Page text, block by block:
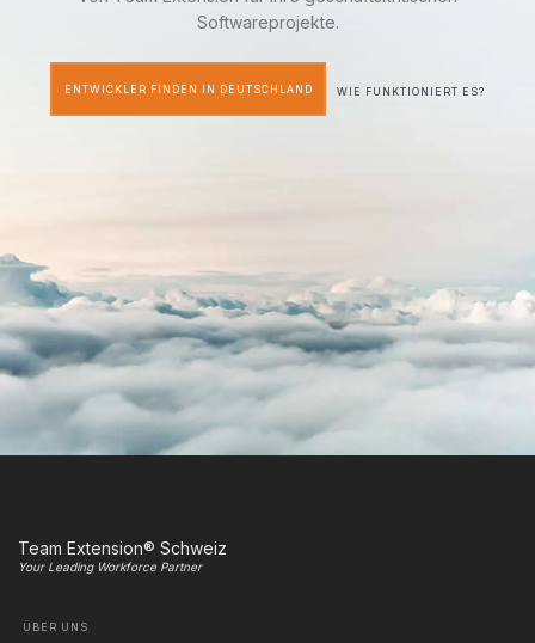
Softwareprojekte.
ENTWICKLER FINDEN IN DEUTSCHLAND WIE FUNKTIONIERT ES?
Team Extension® Schweiz
Your Leading Workforce Partner
ÜBER UNS